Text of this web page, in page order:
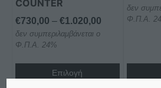
COUNTER
€730,00 – €1.020,00
through
€1.020,00
δεν συμπεριλαμβάνεται ο
Φ.Π.Α. 24%
Επιλογή
προϊόντος
δεν
Φ.Π.Α.